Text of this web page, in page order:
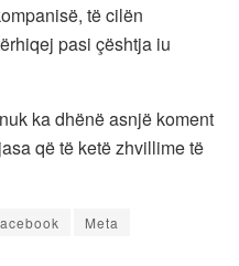
të cilën
pasi çështja iu
ka dhënë asnjë koment
që të ketë zhvillime të
Meta